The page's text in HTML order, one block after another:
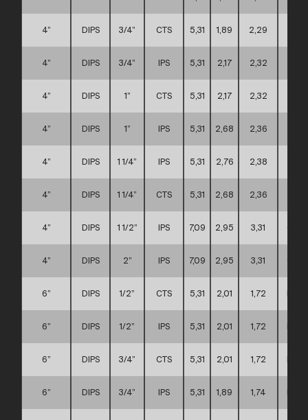
4” DIPS 3/4” CTS 5,31 1,89 2,29
4” DIPS 3/4” IPS 5,31 2,17 2,32
4” DIPS 1” CTS 5,31 2,17 2,32
4” DIPS 1” IPS 5,31 2,68 2,36
4” DIPS 1 1/4” IPS 5,31 2,76 2,38
4” DIPS 1 1/4” CTS 5,31 2,68 2,36
4” DIPS 1 1/2” IPS 7,09 2,95 3,31 C
4” DIPS 2” IPS 7,09 2,95 3,31
6” DIPS 1/2” CTS 5,31 2,01 1,72
6” DIPS 1/2” IPS 5,31 2,01 1,72
6” DIPS 3/4” CTS 5,31 2,01 1,72
6” DIPS 3/4” IPS 5,31 1,89 1,74